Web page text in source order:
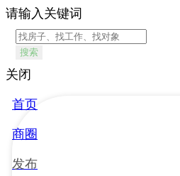
请输入关键词
搜索
关闭
首页
商圈
发布